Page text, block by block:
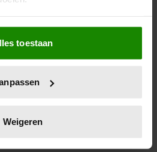
we ook graag:
over uw geografische
meter nauwkeurig kan zijn
eigenschappen (fingerprinting)
in het
toestaan
Weigeren